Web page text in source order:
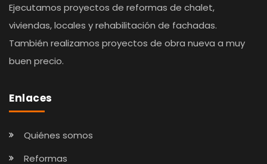
Ejecutamos proyectos de reformas de chalet,
viviendas, locales y rehabilitación de fachadas.
También realizamos proyectos de obra nueva a muy
buen precio.
Enlaces
Quiénes somos
Reformas